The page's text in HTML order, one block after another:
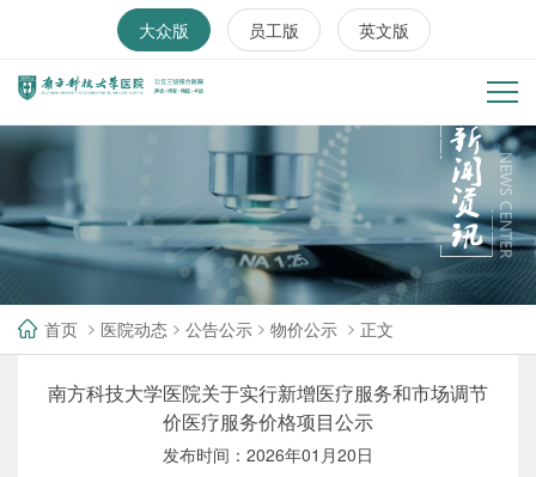
大众版 员工版 英文版
首页 医院动态 公告公示 物价公示 正文
南方科技大学医院关于实行新增医疗服务和市场调节
价医疗服务价格项目公示
发布时间：2026年01月20日